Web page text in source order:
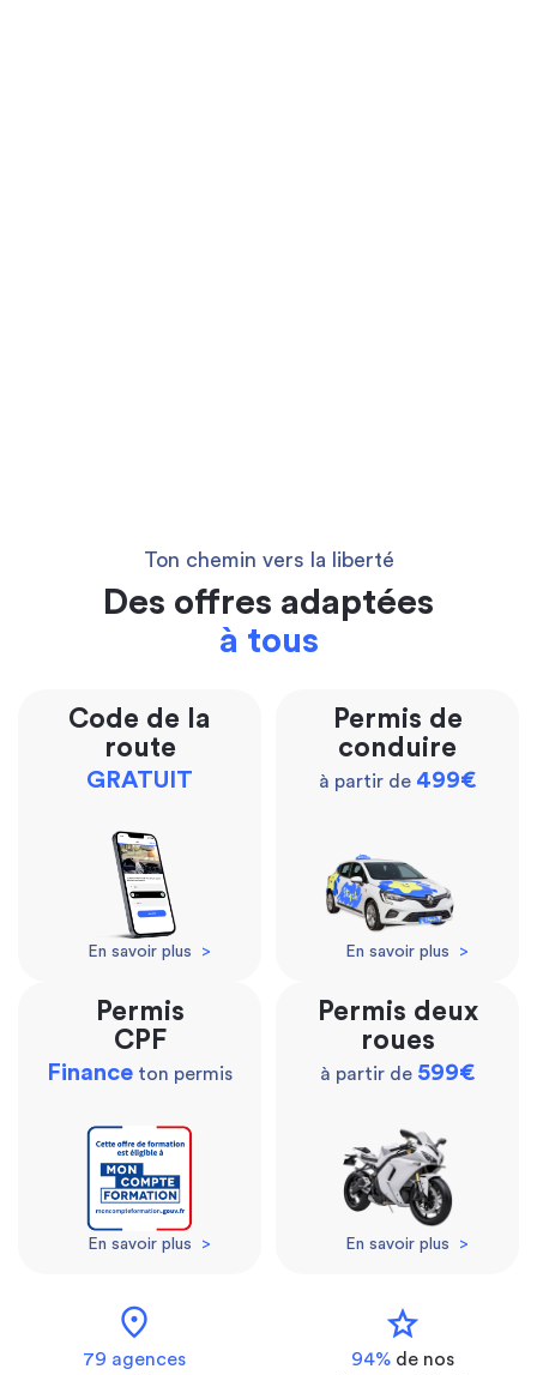
Ton chemin vers la liberté
Des offres adaptées
à tous
Code de la
route
GRATUIT
En savoir plus >
Permis de
conduire
à partir de 499€
En savoir plus >
Permis
CPF
Finance ton permis
En savoir plus >
Permis deux
roues
à partir de 599€
En savoir plus >
location_on
79 agences
star
94% de nos